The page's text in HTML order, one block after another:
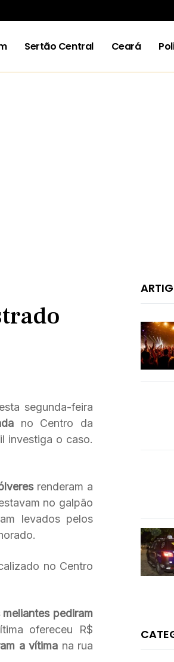
Sertão Central Ceará
segunda-feira
no Centro da
investiga o caso.
renderam a
no galpão
levados pelos
no Centro
meliantes pediram
ofereceu R$
a vítima na rua